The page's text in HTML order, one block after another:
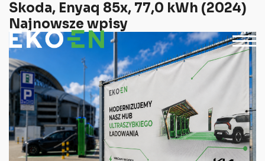
Skoda, Enyaq 85x, 77,0 kWh (2024)
Najnowsze wpisy